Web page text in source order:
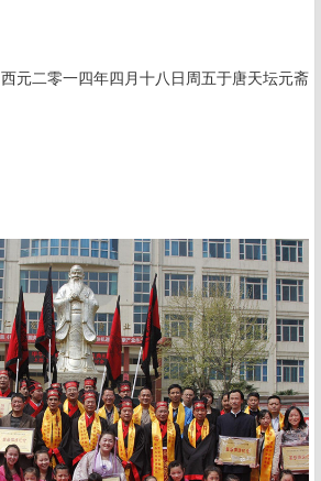
西元二零一四年四月十八日周五于唐天坛元斋